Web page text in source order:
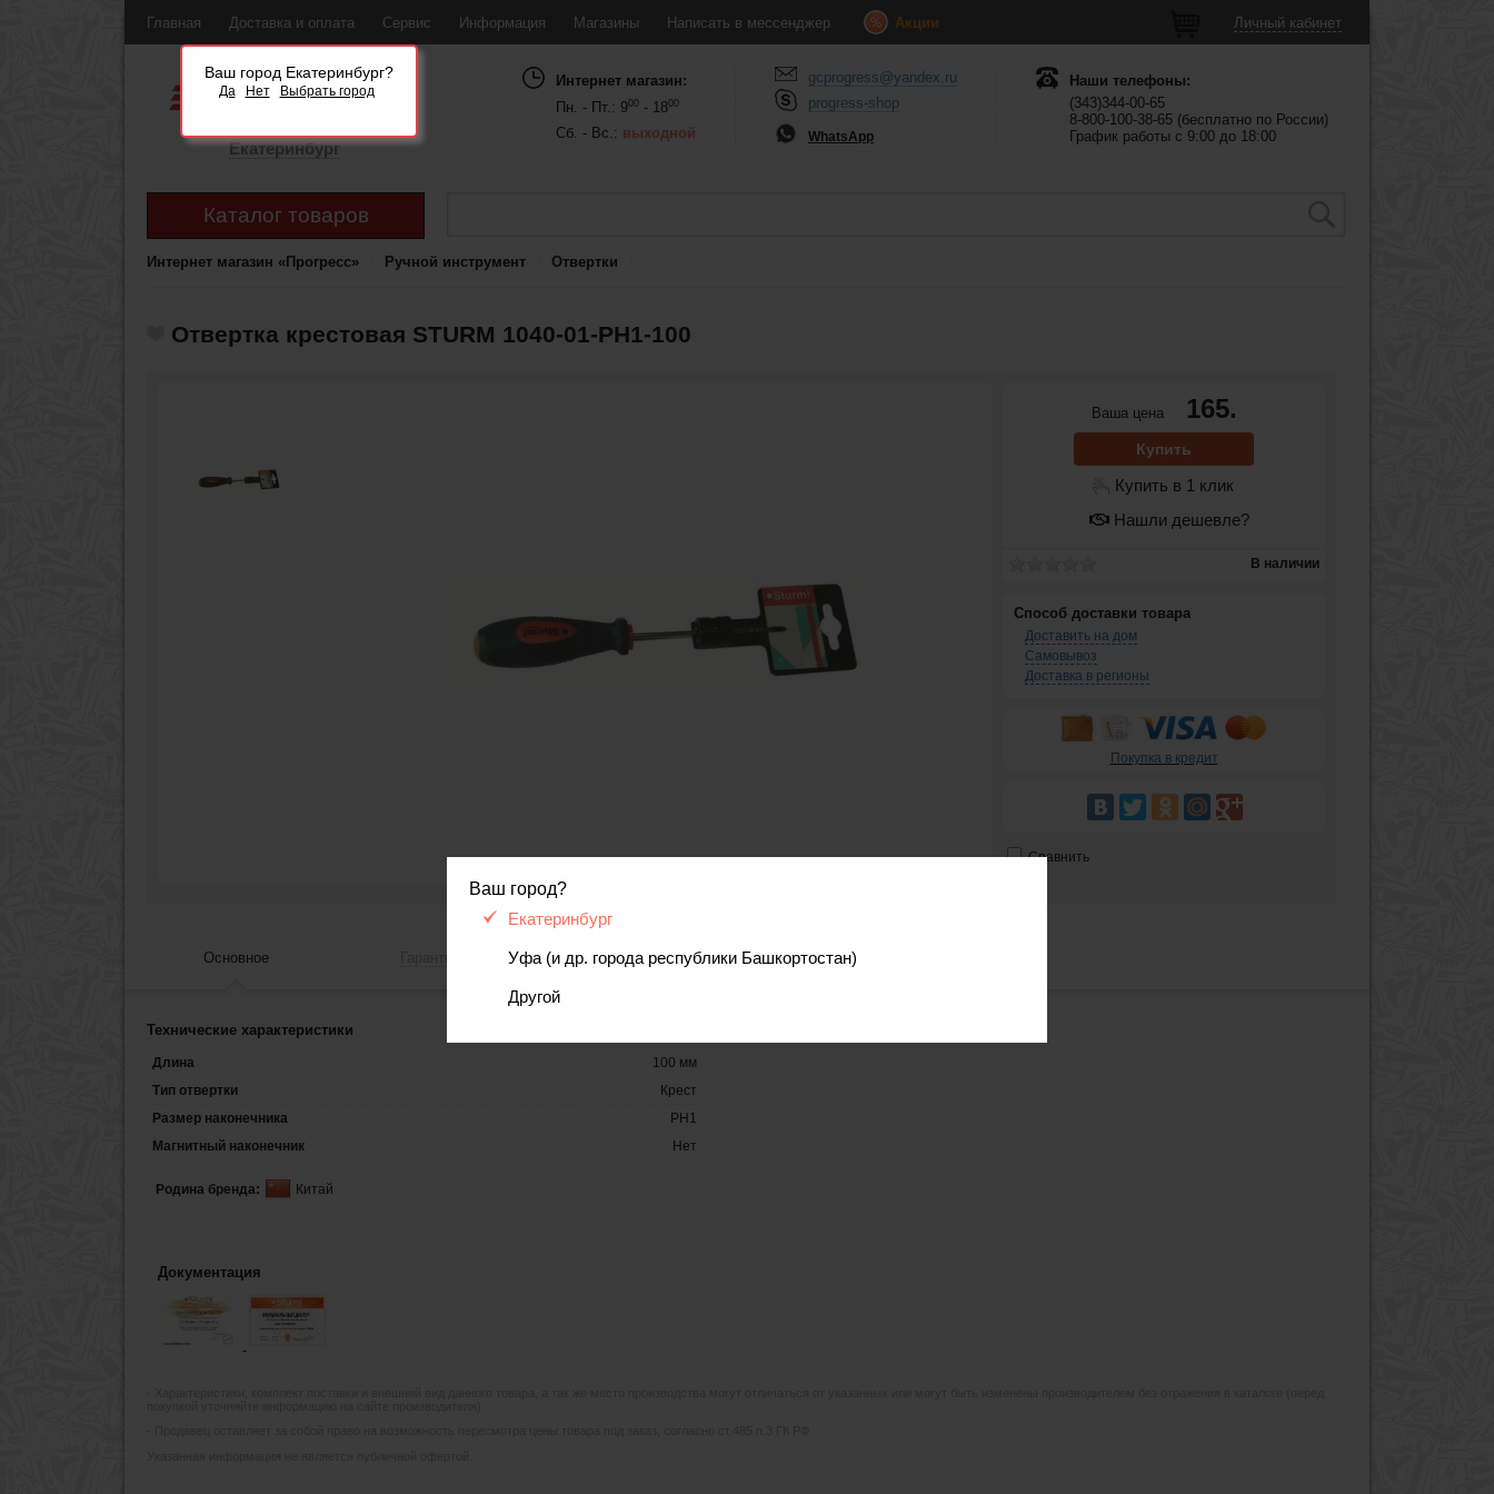
Ваш город?
Екатеринбург
Уфа (и др. города республики Башкортостан)
Другой
Главная Доставка и оплата Сервис Информация Магазины Написать в мессенджер Акции Личный кабинет
Ваш город Екатеринбург?
Да Нет Выбрать город
Екатеринбург
Интернет магазин:
Пн. - Пт.: 900 - 1800
Сб. - Вс.: выходной
gcprogress@yandex.ru
progress-shop
WhatsApp
Наши телефоны:
(343)344-00-65
8-800-100-38-65 (бесплатно по России)
График работы с 9:00 до 18:00
Каталог товаров
Интернет магазин «Прогресс» Ручной инструмент Отвертки
Отвертка крестовая STURM 1040-01-PH1-100
Ваша цена 165.
Купить
Купить в 1 клик
Нашли дешевле?
В наличии
Способ доставки товара
Доставить на дом
Самовывоз
Доставка в регионы
Покупка в кредит
Сравнить
Основное Гарантия, сервис Отзывы, вопросы
Технические характеристики
Длина
100 мм
Тип отвертки
Крест
Размер наконечника
PH1
Магнитный наконечник
Нет
Родина бренда: Китай
Документация